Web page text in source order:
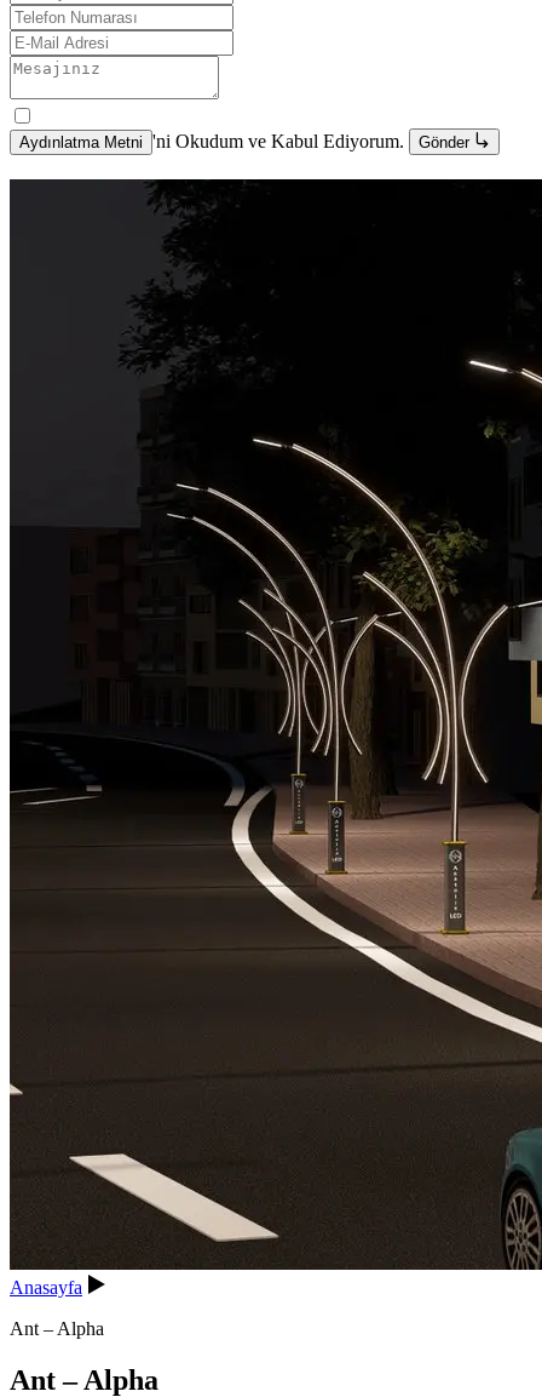
Aydınlatma Metni 'ni Okudum ve Kabul Ediyorum. Gönder
Anasayfa
Ant – Alpha
Ant – Alpha